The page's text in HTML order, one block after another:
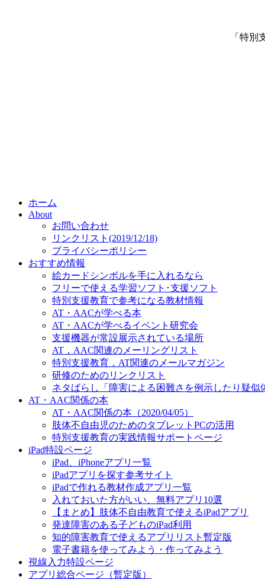
「特
ホーム
About
お問い合わせ
リンクリスト(2019/12/18)
プライバシーポリシー
おすすめ情報
絵カードシンボルを手に入れるなら
フリーで使える学習ソフト･支援ソフト
特別支援教育で参考になる教材情報
AT・AACが学べる本
AT・AACが学べるイベント研究会
支援機器が常設展示されている場所
AT，AAC関連のメーリングリスト
特別支援教育，AT関連のメールマガジン
研修のためのリンクリスト
ネタばらし「障害による困難さを例示したり疑似
AT・AAC関係の本
AT・AAC関係の本（2020/04/05）
肢体不自由児のためのタブレットPCの活用
特別支援教育の実践情報サポートページ
iPad特設ページ
iPad、iPhoneアプリ一覧
iPadアプリを探す参考サイト
iPadで作れる教材作成アプリ一覧
入れておいた方がいい、無料アプリ10選
【まとめ】肢体不自由教育で使えるiPadアプリ
発達障害のある子どものiPad利用
知的障害教育で使えるアプリリスト暫定版
電子書籍を使ってみよう・作ってみよう
視線入力特設ページ
アプリ総合ページ（暫定版）